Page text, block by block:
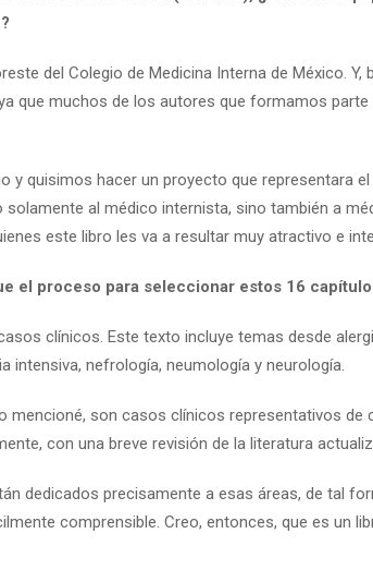
del Colegio de Medicina Interna de México.
que muchos de los autores que formamos
quisimos hacer un proyecto que representara
al médico internista, sino también a
este libro les va a resultar muy atractivo e
el proceso para seleccionar estos 16
clínicos. Este texto incluye temas desde
nefrología, neumología y neurología.
son casos clínicos representativos de
con una breve revisión de la literatura
dedicados precisamente a esas áreas, de tal
comprensible. Creo, entonces, que es un